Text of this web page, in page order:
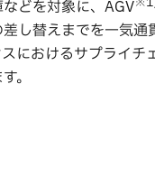
どを対象に、AGV
し替えまでを一気通
におけるサプライチ
。